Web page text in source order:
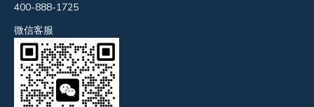
400-888-1725
微信客服